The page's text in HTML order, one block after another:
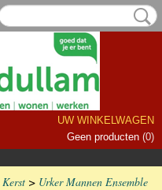
UW WINKELWAGEN
Geen producten (0)
Kerst > Urker Mannen Ensemble